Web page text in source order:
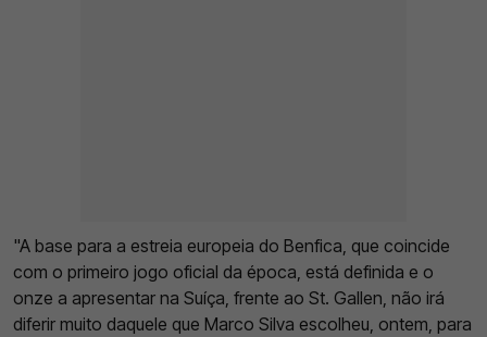
"A base para a estreia europeia do Benfica, que coincide
com o primeiro jogo oficial da época, está definida e o
onze a apresentar na Suíça, frente ao St. Gallen, não irá
diferir muito daquele que Marco Silva escolheu, ontem, para